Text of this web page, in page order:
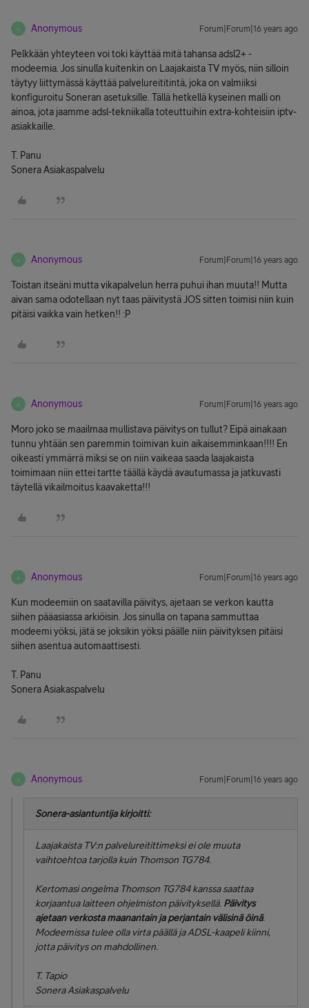
A Anonymous Forum|Forum|16 years ago
Pelkkään yhteyteen voi toki käyttää mitä tahansa adsl2+ -
modeemia. Jos sinulla kuitenkin on Laajakaista TV myös, niin silloin
täytyy liittymässä käyttää palvelureititintä, joka on valmiiksi
konfiguroitu Soneran asetuksille. Tällä hetkellä kyseinen malli on
ainoa, jota jaamme adsl-tekniikalla toteuttuihin extra-kohteisiin iptv-
asiakkaille.
T. Panu
Sonera Asiakaspalvelu
A Anonymous Forum|Forum|16 years ago
Toistan itseäni mutta vikapalvelun herra puhui ihan muuta!! Mutta
aivan sama odotellaan nyt taas päivitystä JOS sitten toimisi niin kuin
pitäisi vaikka vain hetken!! :P
A Anonymous Forum|Forum|16 years ago
Moro joko se maailmaa mullistava päivitys on tullut? Eipä ainakaan
tunnu yhtään sen paremmin toimivan kuin aikaisemminkaan!!!! En
oikeasti ymmärrä miksi se on niin vaikeaa saada laajakaista
toimimaan niin ettei tartte täällä käydä avautumassa ja jatkuvasti
täytellä vikailmoitus kaavaketta!!!
A Anonymous Forum|Forum|16 years ago
Kun modeemiin on saatavilla päivitys, ajetaan se verkon kautta
siihen pääasiassa arkiöisin. Jos sinulla on tapana sammuttaa
modeemi yöksi, jätä se joksikin yöksi päälle niin päivityksen pitäisi
siihen asentua automaattisesti.
T. Panu
Sonera Asiakaspalvelu
A Anonymous Forum|Forum|16 years ago
Sonera-asiantuntija kirjoitti:
Laajakaista TV:n palvelureitittimeksi ei ole muuta
vaihtoehtoa tarjolla kuin Thomson TG784.
Kertomasi ongelma Thomson TG784 kanssa saattaa
korjaantua laitteen ohjelmiston päivityksellä. Päivitys
ajetaan verkosta maanantain ja perjantain välisinä öinä.
Modeemissa tulee olla virta päällä ja ADSL-kaapeli kiinni,
jotta päivitys on mahdollinen.
T. Tapio
Sonera Asiakaspalvelu